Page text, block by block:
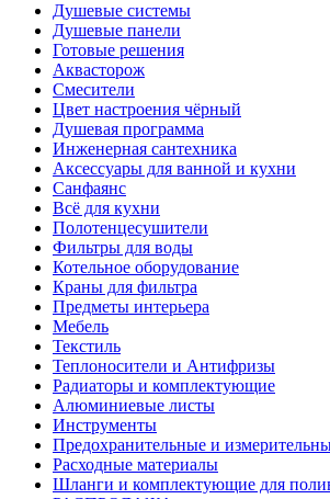
Душевые системы
Душевые панели
Готовые решения
Аквасторож
Смесители
Цвет настроения чёрный
Душевая программа
Инженерная сантехника
Аксессуары для ванной и кухни
Санфаянс
Всё для кухни
Полотенцесушители
Фильтры для воды
Котельное оборудование
Краны для фильтра
Предметы интерьера
Мебель
Текстиль
Теплоносители и Антифризы
Радиаторы и комплектующие
Алюминиевые листы
Инструменты
Предохранительные и
Расходные материалы
Шланги и комплектующие для